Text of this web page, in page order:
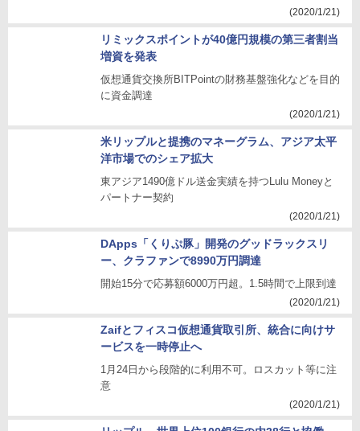
(2020/1/21)
リミックスポイントが40億円規模の第三者割当
増資を発表
仮想通貨交換所BITPointの財務基盤強化などを目的
に資金調達
(2020/1/21)
米リップルと提携のマネーグラム、アジア太平
洋市場でのシェア拡大
東アジア1490億ドル送金実績を持つLulu Moneyと
パートナー契約
(2020/1/21)
DApps「くりぷ豚」開発のグッドラックスリ
ー、クラファンで8990万円調達
開始15分で応募額6000万円超。1.5時間で上限到達
(2020/1/21)
Zaifとフィスコ仮想通貨取引所、統合に向けサ
ービスを一時停止へ
1月24日から段階的に利用不可。ロスカット等に注
意
(2020/1/21)